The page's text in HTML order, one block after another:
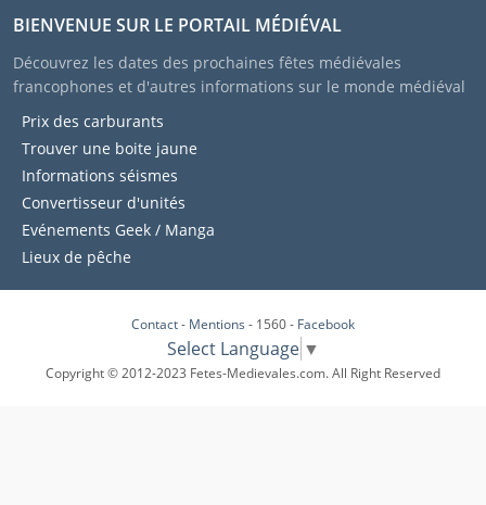
BIENVENUE SUR LE PORTAIL MÉDIÉVAL
Découvrez les dates des prochaines fêtes médiévales
francophones et d'autres informations sur le monde médiéval
Prix des carburants
Trouver une boite jaune
Informations séismes
Convertisseur d'unités
Evénements Geek / Manga
Lieux de pêche
Contact- Mentions - 1560 - Facebook
Select Language ▼
Copyright © 2012-2023 Fetes-Medievales.com. All Right Reserved